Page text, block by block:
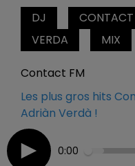
DJ CONTACT
VERDA
MIX
Contact FM
Les plus gros hits
Adriàn Verdà !
0:00